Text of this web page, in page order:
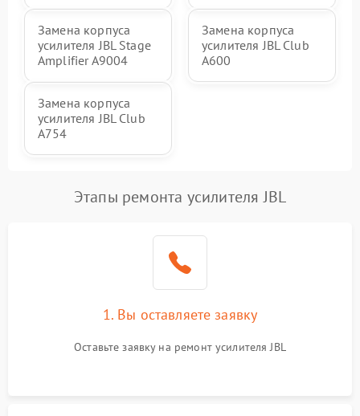
Замена корпуса
усилителя JBL Stage
Amplifier A9004
Замена корпуса
усилителя JBL Club
A600
Замена корпуса
усилителя JBL Club
A754
Этапы ремонта усилителя JBL
1. Вы оставляете заявку
Оставьте заявку на ремонт усилителя JBL